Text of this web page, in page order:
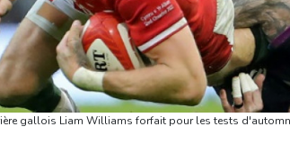
gallois Liam Williams forfait pour les tests